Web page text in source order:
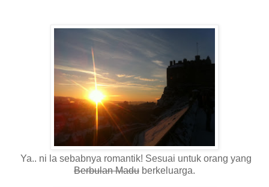
Ya.. ni la sebabnya romantik! Sesuai untuk orang yang
Berbulan Madu berkeluarga.